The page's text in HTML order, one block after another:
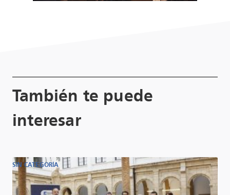
También te puede
interesar
SIN CATEGORÍA